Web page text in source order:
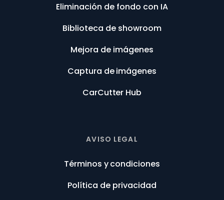
Eliminación de fondo con IA
Biblioteca de showroom
Mejora de imágenes
Captura de imágenes
CarCutter Hub
AVISO LEGAL
Términos y condiciones
Política de privacidad